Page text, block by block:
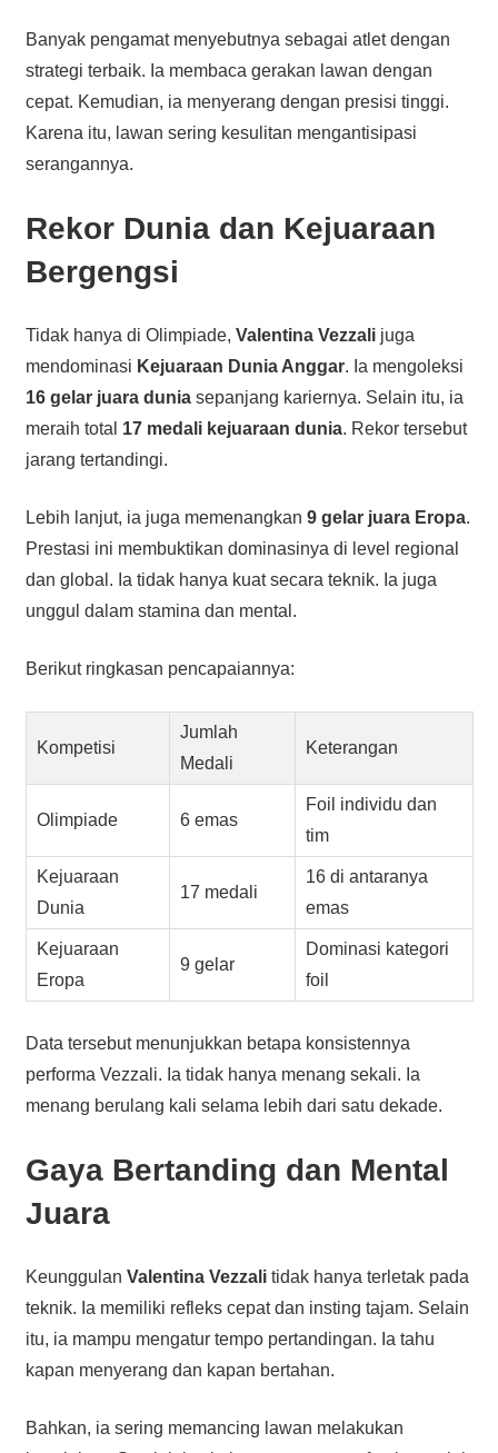
Banyak pengamat menyebutnya sebagai atlet dengan
strategi terbaik. Ia membaca gerakan lawan dengan
cepat. Kemudian, ia menyerang dengan presisi tinggi.
Karena itu, lawan sering kesulitan mengantisipasi
serangannya.
Rekor Dunia dan Kejuaraan
Bergengsi
Tidak hanya di Olimpiade, Valentina Vezzalijuga
mendominasi Kejuaraan Dunia Anggar. Ia mengoleksi
16 gelar juara duniasepanjang kariernya. Selain itu, ia
meraih total 17 medali kejuaraan dunia. Rekor tersebut
jarang tertandingi.
Lebih lanjut, ia juga memenangkan 9 gelar juara Eropa.
Prestasi ini membuktikan dominasinya di level regional
dan global. Ia tidak hanya kuat secara teknik. Ia juga
unggul dalam stamina dan mental.
Berikut ringkasan pencapaiannya:
Kompetisi
Jumlah
Medali
Keterangan
Olimpiade 6 emas
Foil individu dan
tim
Kejuaraan
Dunia
17 medali
16 di antaranya
emas
Kejuaraan
Eropa
9 gelar
Dominasi kategori
foil
Data tersebut menunjukkan betapa konsistennya
performa Vezzali. Ia tidak hanya menang sekali. Ia
menang berulang kali selama lebih dari satu dekade.
Gaya Bertanding dan Mental
Juara
Keunggulan Valentina Vezzalitidak hanya terletak pada
teknik. Ia memiliki refleks cepat dan insting tajam. Selain
itu, ia mampu mengatur tempo pertandingan. Ia tahu
kapan menyerang dan kapan bertahan.
Bahkan, ia sering memancing lawan melakukan